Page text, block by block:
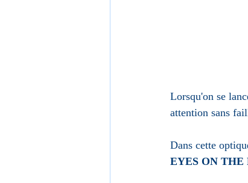
Lorsqu'on se
attention sans
Dans cette
EYES ON THE